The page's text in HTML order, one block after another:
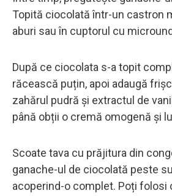
Topită ciocolată într-un castron
aburi sau în cuptorul cu
După ce ciocolata s-a topit
răcească puțin, apoi adaugă
zahărul pudră și extractul de
până obții o cremă omogenă și
Scoate tava cu prăjitura din
ganache-ul de ciocolată peste
acoperind-o complet. Poți folosi